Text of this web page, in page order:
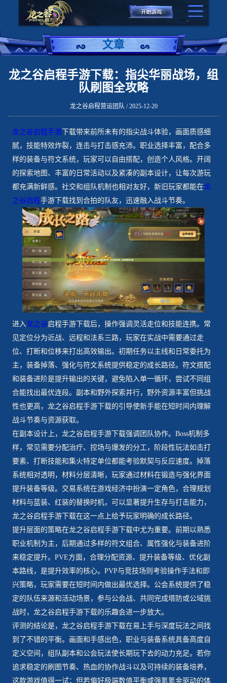
文章
龙之谷启程手游下载：指尖华丽战场，组
队刷图全攻略
龙之谷启程营运团队 / 2025-12-20
龙之谷启程手游下载带来前所未有的指尖战斗体验，画面质感细
腻，技能特效炸裂，连击与打击感充沛。职业选择丰富，配合多
样的装备与符文系统，玩家可以自由搭配，创造个人风格。开阔
的探索地图、丰富的日常活动以及紧凑的副本设计，让每次游玩
都充满新鲜感。社交和组队机制也相对友好，新旧玩家都能在龙
之谷启程手游下载找到合拍的队友，迅速融入战斗节奏。
进入龙之谷启程手游下载后，操作强调灵活走位和技能连携。常
见定位分为近战、远程和法系三路，玩家在实战中需要通过走
位、打断和位移来打出高效输出。初期任务以主线和日常委托为
主，装备掉落、强化与符文系统提供稳定的成长路径。符文搭配
和装备进阶是提升输出的关键，避免陷入单一循环，尝试不同组
合能找出最优连段。副本和野外探索并行，野外资源丰富但挑战
性也更高，龙之谷启程手游下载的引导使新手能在短时间内理解
战斗节奏与资源获取。
在副本设计上，龙之谷启程手游下载强调团队协作。Boss机制多
样，常见需要分配治疗、控场与爆发的分工，阶段性玩法如击打
要素、打断技能和集火特定单位都能考验默契与反应速度。掉落
系统相对透明，材料分层清晰，玩家通过材料在锻造与强化界面
提升装备等级。交易系统在游戏经济中扮演一定角色，合理规划
材料与蓝装、红装的替换时机，可以显著提升生存与打击能力，
龙之谷启程手游下载在这一点上给予玩家明确的成长路径。
提升层面的策略在龙之谷启程手游下载中尤为重要。前期以熟悉
职业机制为主，后期通过多样的符文组合、属性强化与装备进阶
来稳定提升。PVE方面，合理分配资源、提升装备等级、优化副
本路线，是提升效率的核心。PVP与竞技场则考验操作手法和即
兴策略，玩家需要在短时间内做出最优选择。公会系统提供了稳
定的队伍来源和活动场景，参与公会战、共同完成塔防或公域挑
战时，龙之谷启程手游下载的乐趣会进一步放大。
评测的结论是，龙之谷启程手游下载在易上手与深度玩法之间找
到了不错的平衡。画面和手感出色，职业与装备系统具备高度自
定义空间，组队副本和公会玩法使长期玩下去的动力充足。若你
追求稳定的刷图节奏、热血的协作战斗以及可持续的装备培养，
这款游戏值得一试；但若偏好极端数值平衡或强氪氪金驱动的体